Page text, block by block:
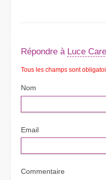
Répondre à Luce
Tous les champs sont
Nom
Email
Commentaire